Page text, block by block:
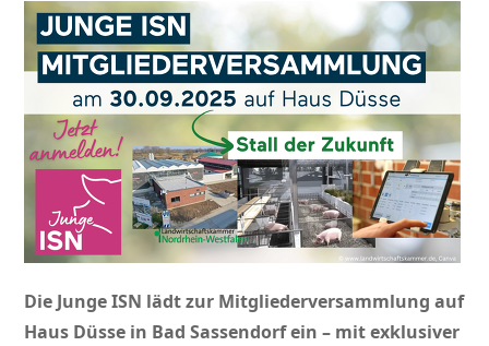
Die Junge ISN lädt zur Mitgliederversammlung auf
Haus Düsse in Bad Sassendorf ein – mit exklusiver